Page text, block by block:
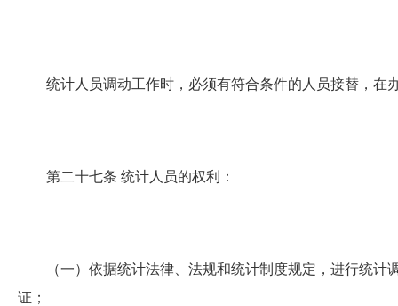
统计人员调动工作时，必须有符合条件的人员接替，在
第二十七条 统计人员的权利：
（一）依据统计法律、法规和统计制度规定，进行统计
证；